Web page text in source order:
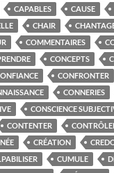
CAPABLES CAUSE
CHAIR
COMMENTAIRES
CONCEPTS
CONFRONTER
CONNERIES
CONSCIENCE
CONTENTER
CRÉATION
CUMULE